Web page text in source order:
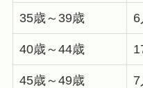
35歳～39歳 6
40歳～44歳
45歳～49歳 7